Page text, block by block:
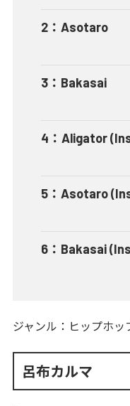
2 ： Asotaro
3 ： Bakasai
4 ： Aligator
5 ： Asotaro
6 ： Bakasai
ジャンル： ヒップホッ
呂布カルマ